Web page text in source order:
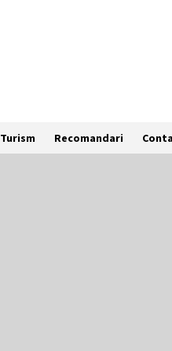
Turism Recomandari